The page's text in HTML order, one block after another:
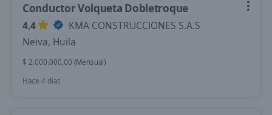
Conductor Volqueta Dobletroque
4,4
KMA CONSTRUCCIONES S.A.S
Neiva, Huila
$ 2.000.000,00 (Mensual)
Hace 4 días